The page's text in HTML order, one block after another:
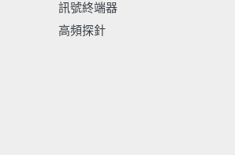
訊號終端器
高頻探針